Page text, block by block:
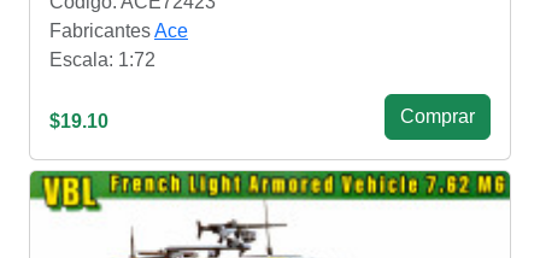
FabricantesAce
Escala: 1:72
$19.10 Сomprar